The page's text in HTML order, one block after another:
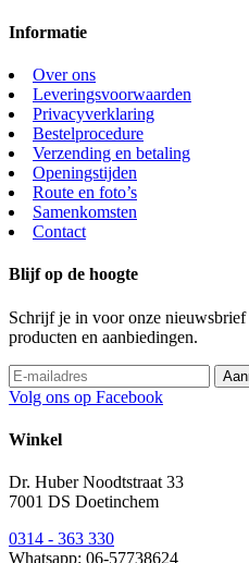
Informatie
Over ons
Leveringsvoorwaarden
Privacyverklaring
Bestelprocedure
Verzending en betaling
Openingstijden
Route en foto’s
Samenkomsten
Contact
Blijf op de hoogte
Schrijf je in voor onze
producten en aanbiedingen.
Volg ons op Facebook
Winkel
Dr. Huber Noodtstraat 33
7001 DS Doetinchem
0314 - 363 330
Whatsapp: 06-57738624